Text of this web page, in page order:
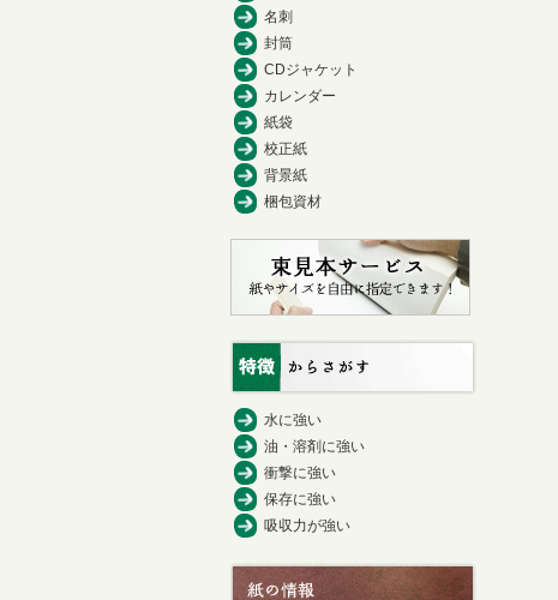
名刺
封筒
CDジャケット
カレンダー
紙袋
校正紙
背景紙
梱包資材
水に強い
油・溶剤に強い
衝撃に強い
保存に強い
吸収力が強い